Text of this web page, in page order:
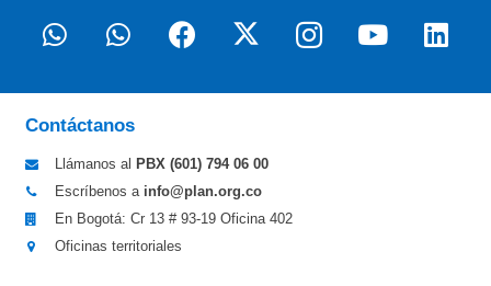
Contáctanos
Llámanos al PBX (601) 794 06 00
Escríbenos a info@plan.org.co
En Bogotá: Cr 13 # 93-19 Oficina 402
Oficinas territoriales